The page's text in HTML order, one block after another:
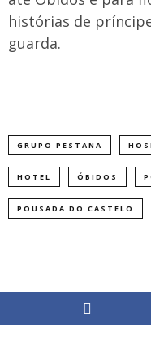
histórias de
guarda.
GRUPO PESTANA
HOTEL ÓBIDOS
POUSADA DO CASTELO